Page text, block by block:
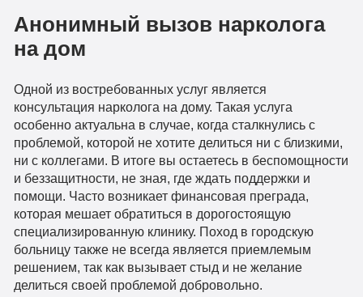
Анонимный вызов нарколога
на дом
Одной из востребованных услуг является
консультация нарколога на дому. Такая услуга
особенно актуальна в случае, когда сталкнулись с
проблемой, которой не хотите делиться ни с близкими,
ни с коллегами. В итоге вы остаетесь в беспомощности
и беззащитности, не зная, где ждать поддержки и
помощи. Часто возникает финансовая преграда,
которая мешает обратиться в дорогостоящую
специализированную клинику. Поход в городскую
больницу также не всегда является приемлемым
решением, так как вызывает стыд и не желание
делиться своей проблемой добровольно.